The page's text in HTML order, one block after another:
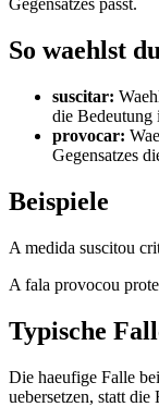
Gegensatzes passt.
So waehlst
suscitar:
die Bedeutung
provocar:
Gegensatzes
Beispiele
A medida suscitou
A fala provocou
Typische
Die haeufige Falle
uebersetzen, statt